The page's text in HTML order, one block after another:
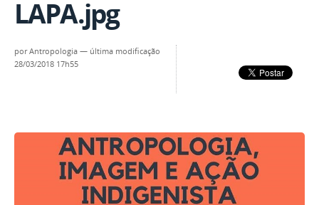
LAPA.jpg
porAntropologia — última modificação
28/03/2018 17h55